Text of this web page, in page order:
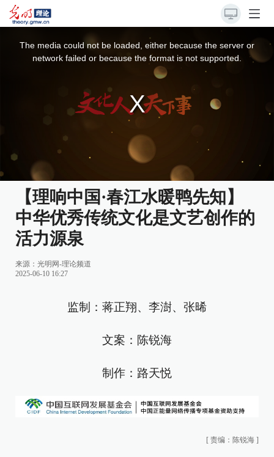
The media could not be loaded, either because the server or
network failed or because the format is not supported.
【理响中国·春江水暖鸭先知】
中华优秀传统文化是文艺创作的
活力源泉
来源： 光明网-理论频道
2025-06-10 16:27
监制：蒋正翔、李澍、张晞
文案：陈锐海
制作：路天悦
[ 责编：陈锐海 ]